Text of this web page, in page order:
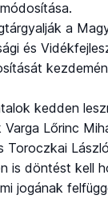
a
és
kedden
Varga Lőrinc
Toroczkai
is döntést kell
jogának